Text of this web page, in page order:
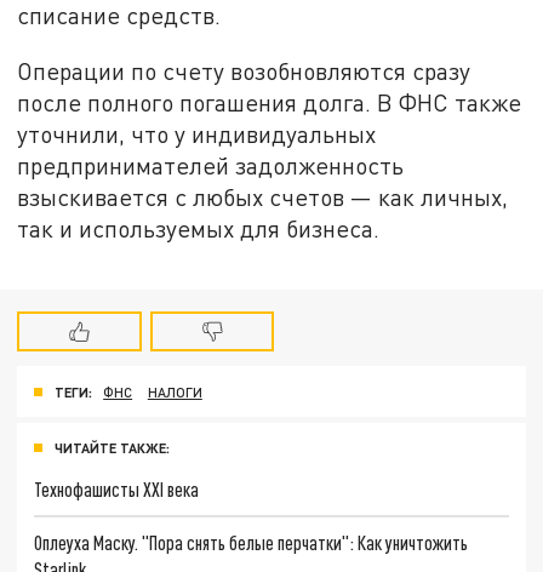
списание средств.
Операции по счету возобновляются сразу
после полного погашения долга. В ФНС также
уточнили, что у индивидуальных
предпринимателей задолженность
взыскивается с любых счетов — как личных,
так и используемых для бизнеса.
ТЕГИ: ФНС НАЛОГИ
ЧИТАЙТЕ ТАКЖЕ:
Технофашисты XXI века
Оплеуха Маску. "Пора снять белые перчатки": Как уничтожить